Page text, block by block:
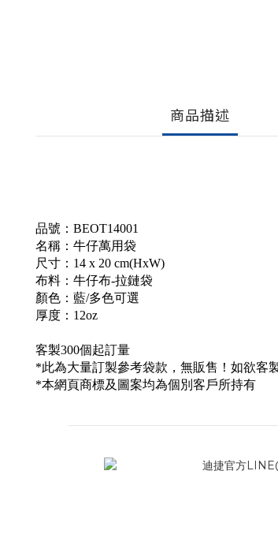
商品描述
品號：BEOT14001
名稱：牛仔萬用袋
尺寸：14 x 20 cm(HxW)
布料：牛仔布-拉鏈袋
顏色：藍/多色可選
厚度：12oz
客製300個起訂量
*此為大量訂製參考袋款，無販售！如欲客
*本網頁商標及圖案均為個別客戶所持有